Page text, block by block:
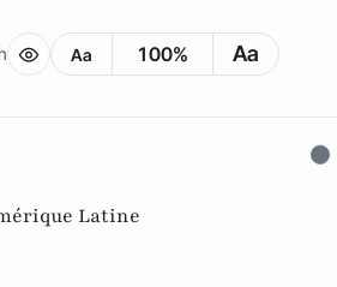
Aa 100% Aa
Latine